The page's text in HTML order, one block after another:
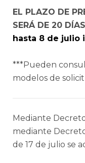
EL PLAZO DE
SERÁ DE 20
hasta 8 de julio
***Pueden
modelos de
Mediante
mediante
de 17 de julio se